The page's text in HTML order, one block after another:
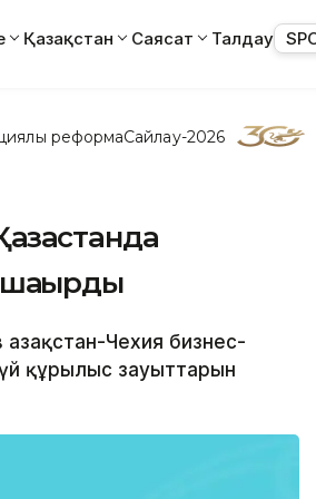
Қазақстан Саясат Талдау
реформаСайлау-2026
Чехия бизнес-
құрылыс зауыттарын